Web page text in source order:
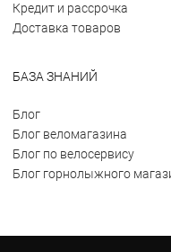
Кредит и рассрочка
Доставка товаров
БАЗА ЗНАНИЙ
Блог
Блог веломагазина
Блог по велосервису
Блог горнолыжного